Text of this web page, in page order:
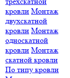
кровли Монтаж
двухскатной
кровли Монтаж
односкатной
кровли Монтаж
скатной кровли
По типу кровли